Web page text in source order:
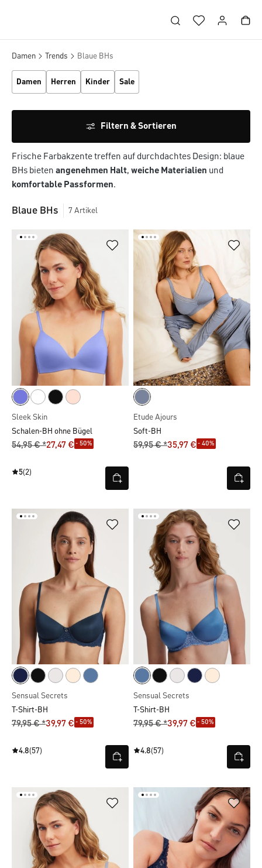
Damen Trends Blaue BHs
Damen Herren Kinder Sale
Filtern & Sortieren
Frische Farbakzente treffen auf durchdachtes Design: blaue
BHs bieten angenehmen Halt, weiche Materialien und
komfortable Passformen.
Blaue BHs 7 Artikel
Sleek Skin
Schalen-BH ohne Bügel
54,95 € *27,47 € - 50%
5(2)
Etude Ajours
Soft-BH
59,95 € *35,97 € - 40%
Sensual Secrets
T-Shirt-BH
79,95 € *39,97 € - 50%
4.8(57)
Sensual Secrets
T-Shirt-BH
79,95 € *39,97 € - 50%
4.8(57)